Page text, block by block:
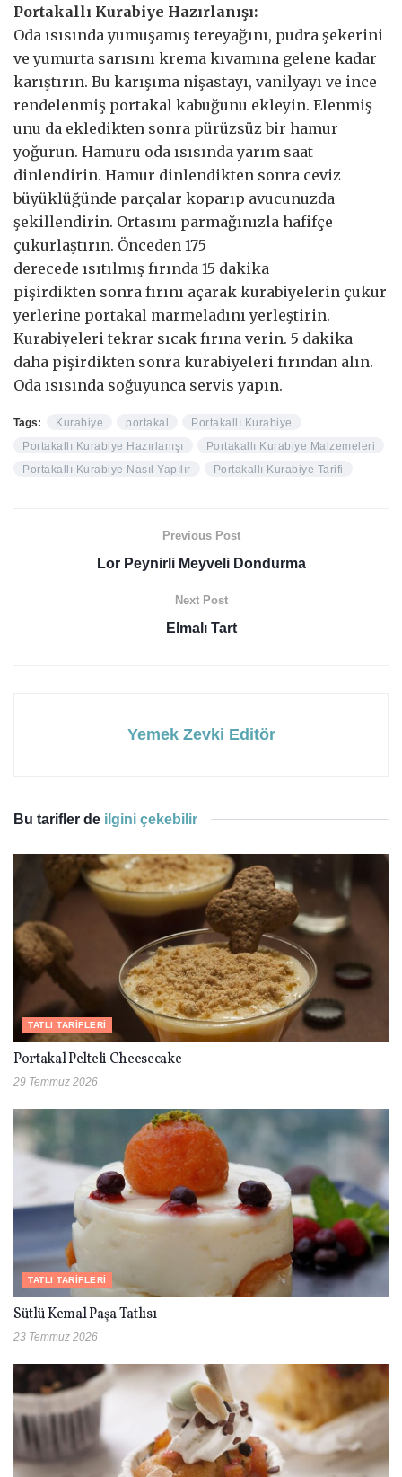
Portakallı Kurabiye Hazırlanışı:
Oda ısısında yumuşamış tereyağını, pudra şekerini
ve yumurta sarısını krema kıvamına gelene kadar
karıştırın. Bu karışıma nişastayı, vanilyayı ve ince
rendelenmiş portakal kabuğunu ekleyin. Elenmiş
unu da ekledikten sonra pürüzsüz bir hamur
yoğurun. Hamuru oda ısısında yarım saat
dinlendirin. Hamur dinlendikten sonra ceviz
büyüklüğünde parçalar koparıp avucunuzda
şekillendirin. Ortasını parmağınızla hafifçe
çukurlaştırın. Önceden 175
derecede ısıtılmış fırında 15 dakika
pişirdikten sonra fırını açarak kurabiyelerin çukur
yerlerine portakal marmeladını yerleştirin.
Kurabiyeleri tekrar sıcak fırına verin. 5 dakika
daha pişirdikten sonra kurabiyeleri fırından alın.
Oda ısısında soğuyunca servis yapın.
Tags: Kurabiye portakal
Portakallı Kurabiye
Portakallı Kurabiye Hazırlanışı
Portakallı Kurabiye Malzemeleri
Portakallı Kurabiye Nasıl Yapılır
Portakallı Kurabiye Tarifi
Previous Post
Lor Peynirli Meyveli Dondurma
Next Post
Elmalı Tart
Yemek Zevki Editör
Bu tarifler de ilgini çekebilir
TATLI TARIFLERI
Portakal Pelteli Cheesecake
29 Temmuz 2026
TATLI TARIFLERI
Sütlü Kemal Paşa Tatlısı
23 Temmuz 2026